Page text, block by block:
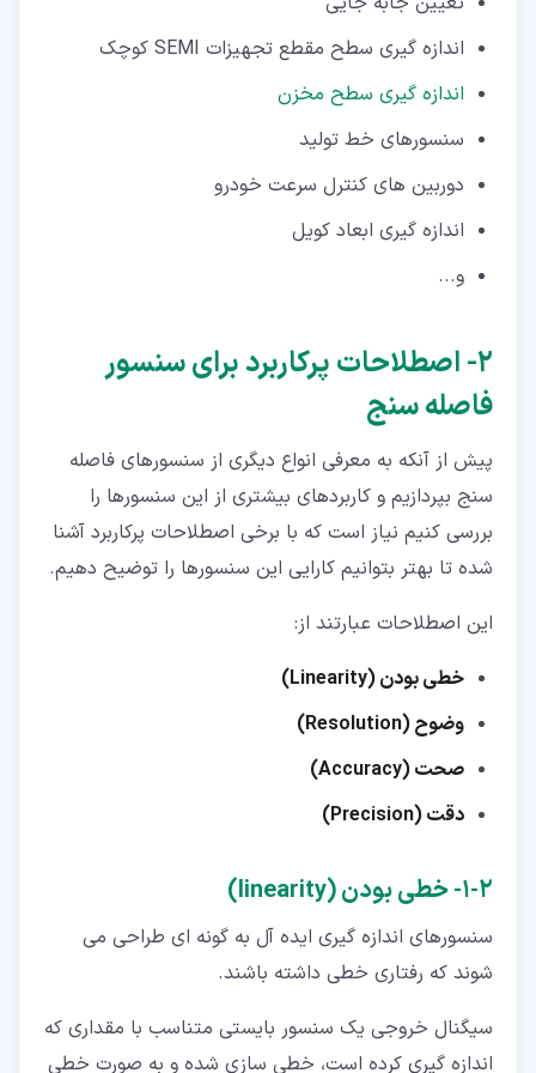
اندازه گیری سطح مقطع تجهیزات SEMI کوچک
اندازه گیری سطح مخزن
سنسورهای خط تولید
دوربین های کنترل سرعت خودرو
اندازه گیری ابعاد کویل
و...
۲‏- اصطلاحات پرکاربرد برای سنسور
فاصله سنج
پیش از آنکه به معرفی انواع دیگری از سنسورهای فاصله
سنج بپردازیم و کاربردهای بیشتری از این سنسورها را
بررسی کنیم نیاز است که با برخی اصطلاحات پرکاربرد آشنا
شده تا بهتر بتوانیم کارایی این سنسورها را توضیح دهیم.
این اصطلاحات عبارتند از:
خطی بودن (Linearity)
وضوح (Resolution)
صحت (Accuracy)
دقت (Precision)
۲‏-‏۱‏- خطی بودن (linearity)
سنسورهای اندازه گیری ایده آل به گونه ای طراحی می
شوند که رفتاری خطی داشته باشند.
سیگنال خروجی یک سنسور بایستی متناسب با مقداری که
اندازه گیری کرده است، خطی سازی شده و به صورت خطی